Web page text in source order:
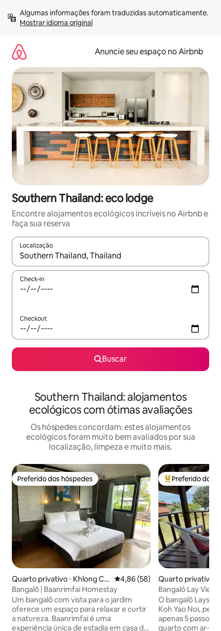
para
Mostrar idioma original
Anuncie seu espaço no Airbnb
Southern Thailand: eco lodge
Encontre alojamentos ecológicos incríveis no Airbnb e
faça sua reserva
Localização
Quando os resultados estiverem disponíveis, explore-os
Check-in
Checkout
Buscar
Southern Thailand: alojamentos
ecológicos com ótimas avaliações
Os hóspedes concordam: estes alojamentos
ecológicos foram muito bem avaliados por sua
localização, limpeza e muito mais.
Preferido dos hóspedes
Preferido dos hóspedes
Quarto privativo ⋅ Khlong Ch
a-un
4,86 de uma avaliação média
4,86 (58)
Bangalô | Baanrimfai Homestay
Um bangalô com vista para o jardim
oferece um espaço para relaxar e curtir
a natureza. Baanrimfai é uma
experiência única de estadia em casa de
Entre os
Preferido dos
Quarto privativo ⋅
iBangalô Lay
condicionado,
O bangalô Lays
Koh Yao Noi,
apenas 5 passos
quarto com ar-